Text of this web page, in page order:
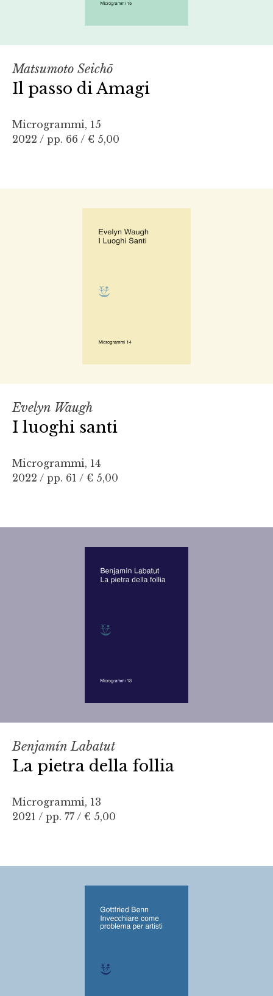
Matsumoto Seichō
Il passo di Amagi
Microgrammi, 15
2022 / pp. 66 / € 5,00
Evelyn Waugh
I luoghi santi
Microgrammi, 14
2022 / pp. 61 / € 5,00
Benjamín Labatut
La pietra della follia
Microgrammi, 13
2021 / pp. 77 / € 5,00